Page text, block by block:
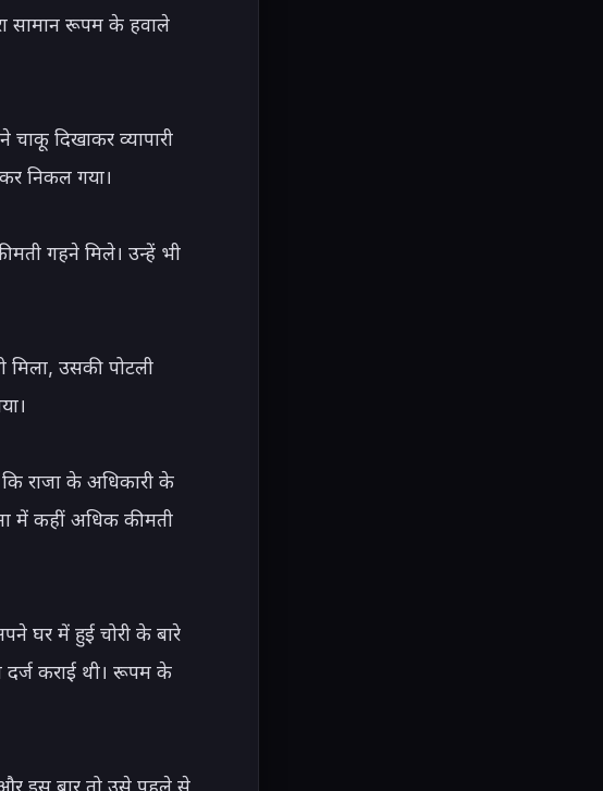
सामान रूपम के हवाले
दिखाकर व्यापारी
निकल गया।
गहने मिले। उन्हें भी
उसकी पोटली
राजा के अधिकारी के
में कहीं अधिक कीमती
घर में हुई चोरी के बारे
दर्ज कराई थी। रूपम के
इस बार तो उसे पहले से